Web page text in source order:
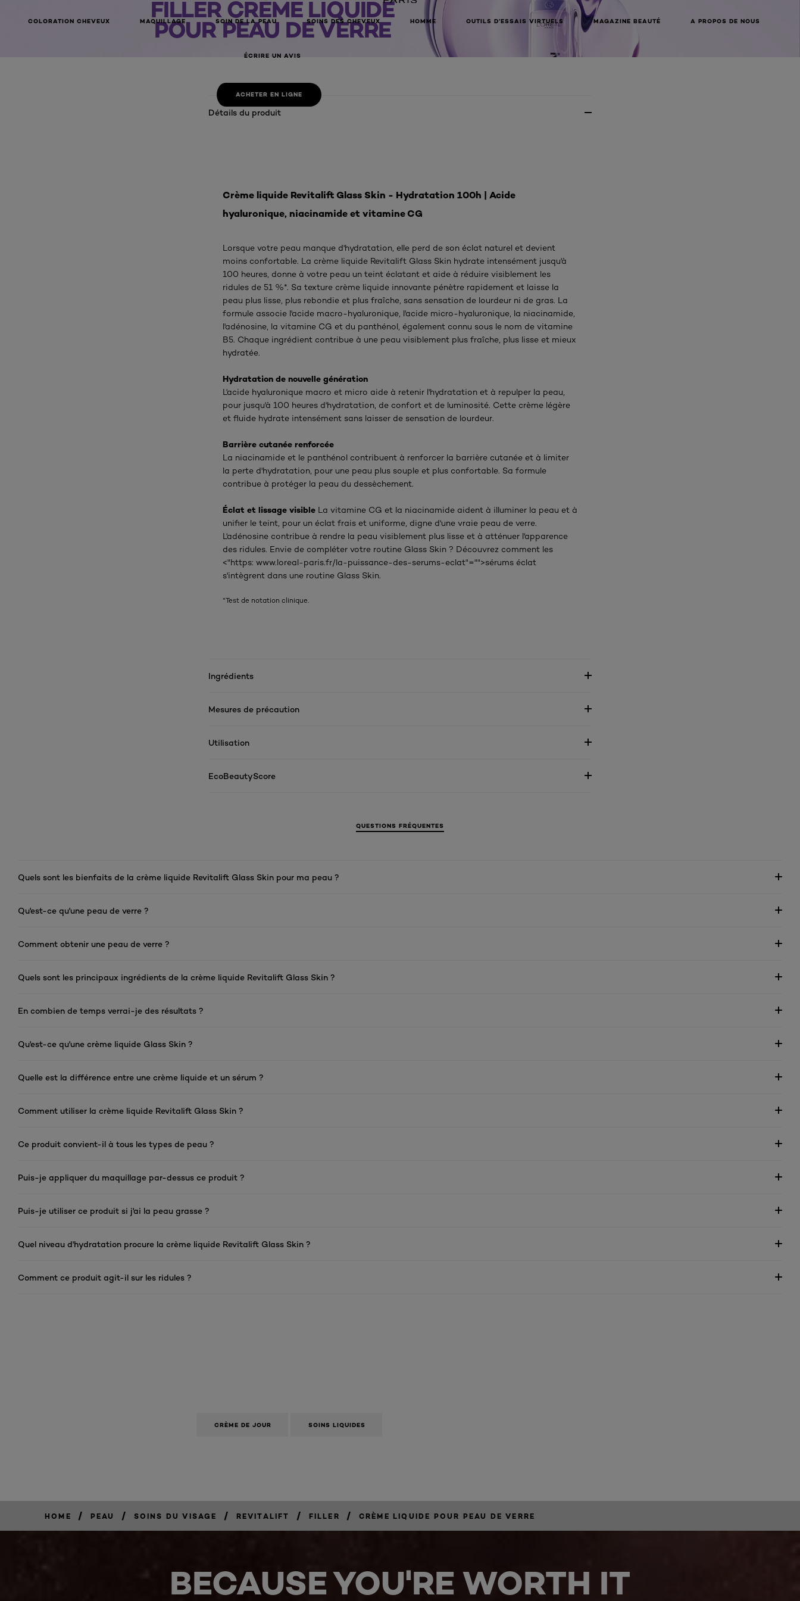
COLORATION CHEVEUX MAQUILLAGE SOIN DE LA PEAU SOINS DES CHEVEUX HOMME OUTILS D’ESSAIS VIRTUELS MAGAZINE BEAUTÉ A PROPOS DE NOUS
FILLER CRÈME LIQUIDE
POUR PEAU DE VERRE
ÉCRIRE UN AVIS
ACHETER EN LIGNE
Détails du produit
Crème liquide Revitalift Glass Skin - Hydratation 100h | Acide
hyaluronique, niacinamide et vitamine CG
Lorsque votre peau manque d'hydratation, elle perd de son éclat naturel et devient
moins confortable. La crème liquide Revitalift Glass Skin hydrate intensément jusqu'à
100 heures, donne à votre peau un teint éclatant et aide à réduire visiblement les
ridules de 51 %*. Sa texture crème liquide innovante pénètre rapidement et laisse la
peau plus lisse, plus rebondie et plus fraîche, sans sensation de lourdeur ni de gras. La
formule associe l'acide macro-hyaluronique, l'acide micro-hyaluronique, la niacinamide,
l'adénosine, la vitamine CG et du panthénol, également connu sous le nom de vitamine
B5. Chaque ingrédient contribue à une peau visiblement plus fraîche, plus lisse et mieux
hydratée.
Hydratation de nouvelle génération
L'acide hyaluronique macro et micro aide à retenir l'hydratation et à repulper la peau,
pour jusqu'à 100 heures d'hydratation, de confort et de luminosité. Cette crème légère
et fluide hydrate intensément sans laisser de sensation de lourdeur.
Barrière cutanée renforcée
La niacinamide et le panthénol contribuent à renforcer la barrière cutanée et à limiter
la perte d'hydratation, pour une peau plus souple et plus confortable. Sa formule
contribue à protéger la peau du dessèchement.
Éclat et lissage visible La vitamine CG et la niacinamide aident à illuminer la peau et à
unifier le teint, pour un éclat frais et uniforme, digne d'une vraie peau de verre.
L'adénosine contribue à rendre la peau visiblement plus lisse et à atténuer l'apparence
des ridules. Envie de compléter votre routine Glass Skin ? Découvrez comment les
<"https: www.loreal-paris.fr/la-puissance-des-serums-eclat"="">sérums éclat
s'intègrent dans une routine Glass Skin.
*Test de notation clinique.
Ingrédients
Mesures de précaution
Utilisation
EcoBeautyScore
QUESTIONS FRÉQUENTES
Quels sont les bienfaits de la crème liquide Revitalift Glass Skin pour ma peau ?
Qu'est-ce qu'une peau de verre ?
Comment obtenir une peau de verre ?
Quels sont les principaux ingrédients de la crème liquide Revitalift Glass Skin ?
En combien de temps verrai-je des résultats ?
Qu'est-ce qu'une crème liquide Glass Skin ?
Quelle est la différence entre une crème liquide et un sérum ?
Comment utiliser la crème liquide Revitalift Glass Skin ?
Ce produit convient-il à tous les types de peau ?
Puis-je appliquer du maquillage par-dessus ce produit ?
Puis-je utiliser ce produit si j'ai la peau grasse ?
Quel niveau d'hydratation procure la crème liquide Revitalift Glass Skin ?
Comment ce produit agit-il sur les ridules ?
CRÈME DE JOUR SOINS LIQUIDES
HOME / PEAU / SOINS DU VISAGE / REVITALIFT / FILLER / CRÈME LIQUIDE POUR PEAU DE VERRE
BECAUSE YOU'RE WORTH IT